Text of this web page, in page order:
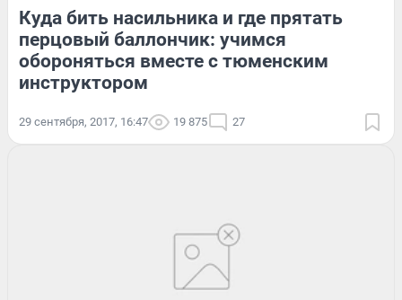
Куда бить насильника и где прятать
перцовый баллончик: учимся
обороняться вместе с тюменским
инструктором
29 сентября, 2017, 16:47 19 875 27